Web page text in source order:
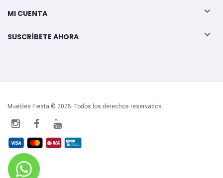
MI CUENTA
SUSCRÍBETE AHORA
Muebles Fiesta © 2025. Todos los derechos reservados.